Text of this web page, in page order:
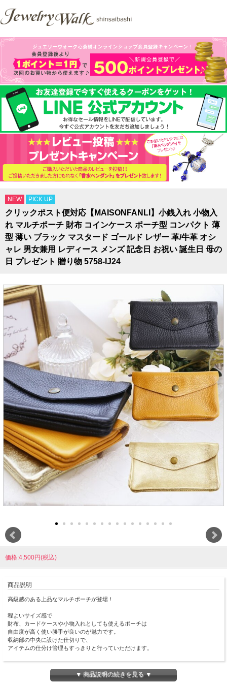
NEW PICK UP
クリックポスト便対応【MAISONFANLI】小銭入れ 小物入
れ マルチポーチ 財布 コインケース ポーチ型 コンパクト 薄
型 薄い ブラック マスタード ゴールド レザー 革/牛革 オシ
ャレ 男女兼用 レディース メンズ 記念日 お祝い 誕生日 母の
日 プレゼント 贈り物 5758-IJ24
価格:4,500円(税込)
商品説明
高級感のある上品なマルチポーチが登場！
程よいサイズ感で
財布、カードケースや小物入れとしても使えるポーチは
自由度が高く使い勝手が良いのが魅力です。
収納部の中央に設けた仕切りで、
アイテムの仕分け管理もすっきりと行っていただけます。
やわらかく手触りのよい牛革を使用しており、
▼ 商品説明の続きを見る ▼